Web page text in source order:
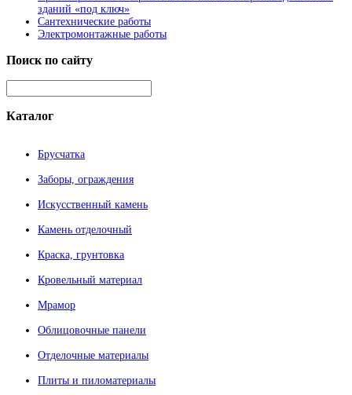
зданий «под ключ»
Сантехнические работы
Электромонтажные работы
Поиск по сайту
Каталог
Брусчатка
Заборы, ограждения
Искусственный камень
Камень отделочный
Краска, грунтовка
Кровельный материал
Мрамор
Облицовочные панели
Отделочные материалы
Плиты и пиломатериалы